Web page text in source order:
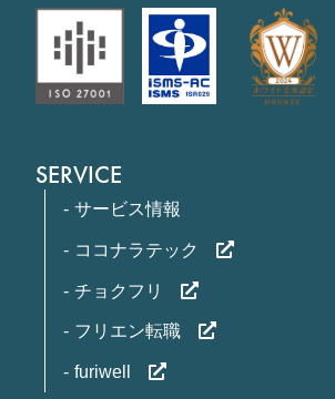
SERVICE
サービス情報
ココナラテック
チョクフリ
フリエン転職
furiwell